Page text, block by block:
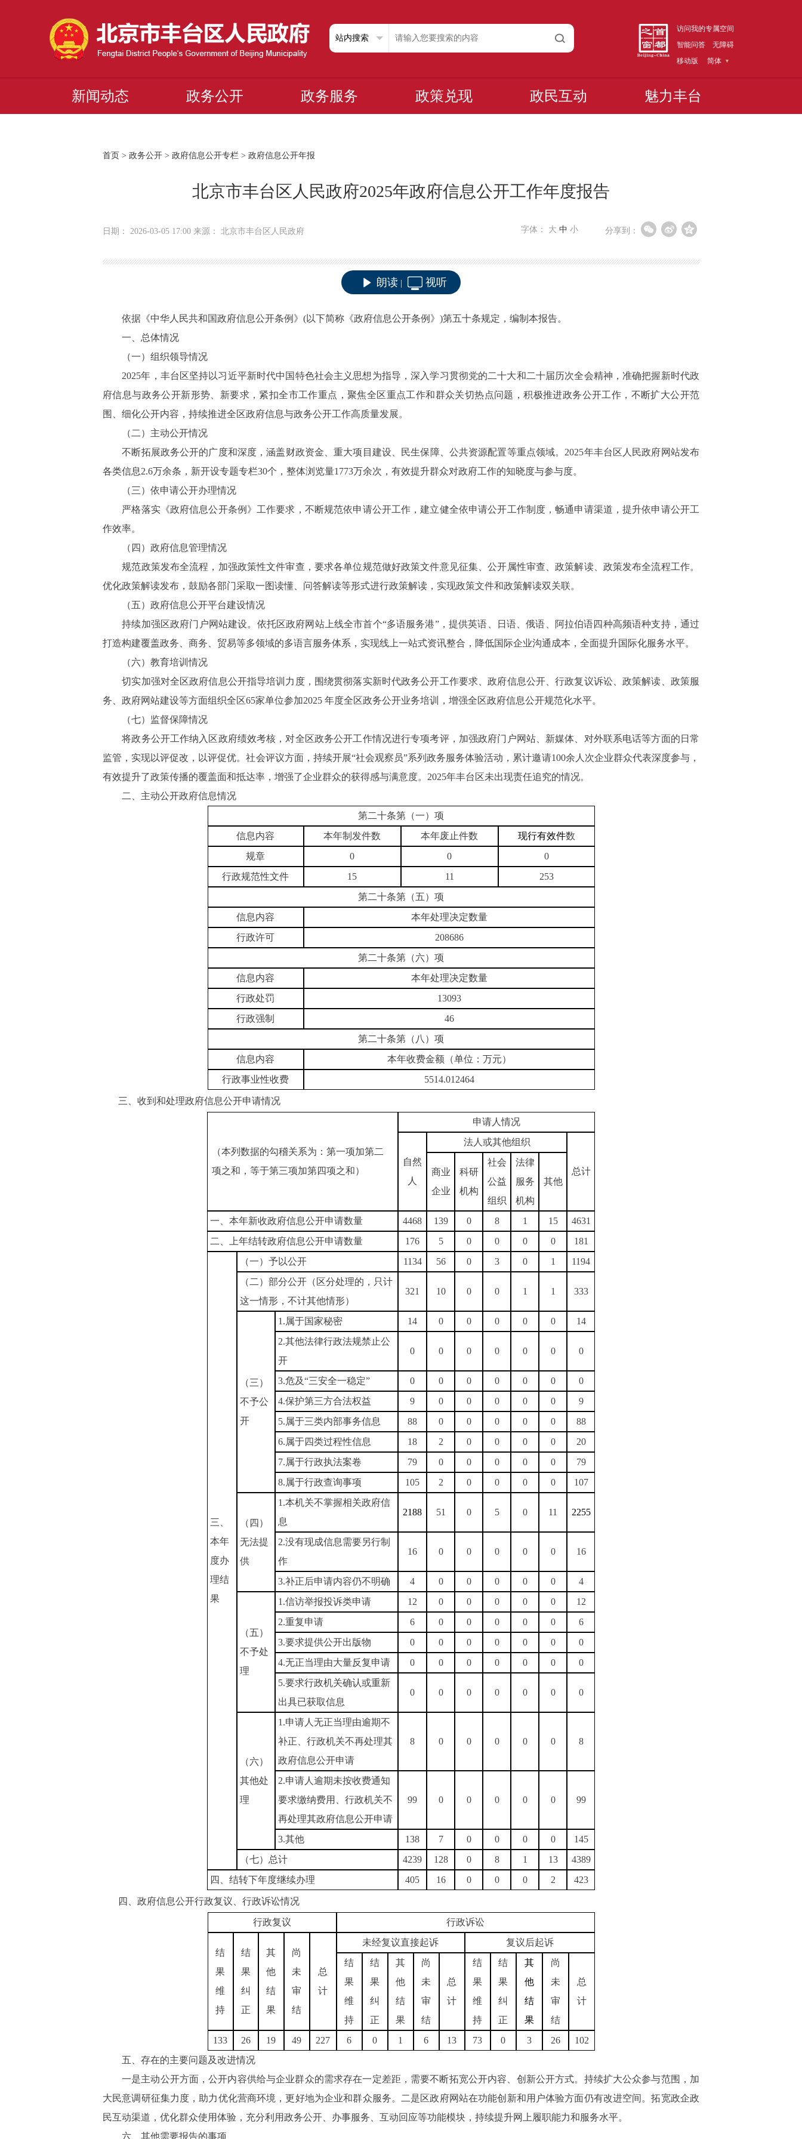
访问我的专属空间
智能问答
无障碍
移动版
简体
新闻动态 政务公开 政务服务 政策兑现 政民互动 魅力丰台
首页 > 政务公开 > 政府信息公开专栏 > 政府信息公开年报
北京市丰台区人民政府2025年政府信息公开工作年度报告
日期： 2026-03-05 17:00 来源： 北京市丰台区人民政府 分享到：
字体： 大 中 小
朗读 视听
依据《中华人民共和国政府信息公开条例》(以下简称《政府信息公开条例》)第五十条规定，编制本报告。
一、总体情况
（一）组织领导情况
2025年，丰台区坚持以习近平新时代中国特色社会主义思想为指导，深入学习贯彻党的二十大和二十届历次全会精神，准确把握新时代政
府信息与政务公开新形势、新要求，紧扣全市工作重点，聚焦全区重点工作和群众关切热点问题，积极推进政务公开工作，不断扩大公开范
围、细化公开内容，持续推进全区政府信息与政务公开工作高质量发展。
（二）主动公开情况
不断拓展政务公开的广度和深度，涵盖财政资金、重大项目建设、民生保障、公共资源配置等重点领域。2025年丰台区人民政府网站发布
各类信息2.6万余条，新开设专题专栏30个，整体浏览量1773万余次，有效提升群众对政府工作的知晓度与参与度。
（三）依申请公开办理情况
严格落实《政府信息公开条例》工作要求，不断规范依申请公开工作，建立健全依申请公开工作制度，畅通申请渠道，提升依申请公开工
作效率。
（四）政府信息管理情况
规范政策发布全流程，加强政策性文件审查，要求各单位规范做好政策文件意见征集、公开属性审查、政策解读、政策发布全流程工作。
优化政策解读发布，鼓励各部门采取一图读懂、问答解读等形式进行政策解读，实现政策文件和政策解读双关联。
（五）政府信息公开平台建设情况
持续加强区政府门户网站建设。依托区政府网站上线全市首个“多语服务港”，提供英语、日语、俄语、阿拉伯语四种高频语种支持，通过
打造构建覆盖政务、商务、贸易等多领域的多语言服务体系，实现线上一站式资讯整合，降低国际企业沟通成本，全面提升国际化服务水平。
（六）教育培训情况
切实加强对全区政府信息公开指导培训力度，围绕贯彻落实新时代政务公开工作要求、政府信息公开、行政复议诉讼、政策解读、政策服
务、政府网站建设等方面组织全区65家单位参加2025 年度全区政务公开业务培训，增强全区政府信息公开规范化水平。
（七）监督保障情况
将政务公开工作纳入区政府绩效考核，对全区政务公开工作情况进行专项考评，加强政府门户网站、新媒体、对外联系电话等方面的日常
监管，实现以评促改，以评促优。社会评议方面，持续开展“社会观察员”系列政务服务体验活动，累计邀请100余人次企业群众代表深度参与，
有效提升了政策传播的覆盖面和抵达率，增强了企业群众的获得感与满意度。2025年丰台区未出现责任追究的情况。
二、主动公开政府信息情况
第二十条第（一）项
信息内容
本年制发件数 本年废止件数 现行有效件数
规章
0 0
0
行政规范性文件
15 11
253
第二十条第（五）项
信息内容
本年处理决定数量
行政许可
208686
第二十条第（六）项
信息内容
本年处理决定数量
行政处罚
13093
行政强制
46
第二十条第（八）项
信息内容
本年收费金额（单位：万元）
行政事业性收费
5514.012464
三、收到和处理政府信息公开申请情况
（本列数据的勾稽关系为：第一项加第二
项之和，等于第三项加第四项之和）
申请人情况
自然
人
法人或其他组织
总计
商业
企业
科研
机构
社会
公益
组织
法律
服务
机构
其他
一、本年新收政府信息公开申请数量 4468 139 0 8 1 15
4631
二、上年结转政府信息公开申请数量
176 5 0 0 0 0 181
三、
本年
度办
理结
果
（一）予以公开 1134 56 0 3 0 1
1194
（二）部分公开（区分处理的，只计
这一情形，不计其他情形）
321 10 0 0 1 1 333
（三）
不予公
开
1.属于国家秘密 14 0 0 0 0 0
14
2.其他法律行政法规禁止公
开
0 0 0 0 0 0 0
3.危及“三安全一稳定” 0 0 0 0 0 0
0
4.保护第三方合法权益
9 0 0 0 0 0
9
5.属于三类内部事务信息
88 0 0 0 0 0
88
6.属于四类过程性信息
18 2 0 0 0 0
20
7.属于行政执法案卷
79 0 0 0 0 0
79
8.属于行政查询事项
105 2 0 0 0 0 107
（四）
无法提
供
1.本机关不掌握相关政府信
息
2188 51 0 5 0 11 2255
2.没有现成信息需要另行制
作
16 0 0 0 0 0 16
3.补正后申请内容仍不明确 4 0 0 0 0 0 4
（五）
不予处
理
1.信访举报投诉类申请 12 0 0 0 0 0
12
2.重复申请
6 0 0 0 0 0
6
3.要求提供公开出版物
0 0 0 0 0 0
0
4.无正当理由大量反复申请
0 0 0 0 0 0
0
5.要求行政机关确认或重新
出具已获取信息
0 0 0 0 0 0 0
（六）
其他处
理
1.申请人无正当理由逾期不
补正、行政机关不再处理其
政府信息公开申请
8 0 0 0 0 0 8
2.申请人逾期未按收费通知
要求缴纳费用、行政机关不
再处理其政府信息公开申请
99 0 0 0 0 0 99
3.其他 138 7 0 0 0 0
145
（七）总计
4239 128 0 8 1 13
4389
四、结转下年度继续办理
405 16 0 0 0 2 423
四、政府信息公开行政复议、行政诉讼情况
行政复议 行政诉讼
结
果
维
持
结
果
纠
正
其
他
结
果
尚
未
审
结
总
计
未经复议直接起诉
复议后起诉
结
果
维
持
结
果
纠
正
其
他
结
果
尚
未
审
结
总
计
结
果
维
持
结
果
纠
正
其
他
结
果
尚
未
审
结
总
计
133 26 19 49 227 6 0 1 6 13 73 0 3 26
102
五、存在的主要问题及改进情况
一是主动公开方面，公开内容供给与企业群众的需求存在一定差距，需要不断拓宽公开内容、创新公开方式。持续扩大公众参与范围，加
大民意调研征集力度，助力优化营商环境，更好地为企业和群众服务。二是区政府网站在功能创新和用户体验方面仍有改进空间。拓宽政企政
民互动渠道，优化群众使用体验，充分利用政务公开、办事服务、互动回应等功能模块，持续提升网上履职能力和服务水平。
六、其他需要报告的事项